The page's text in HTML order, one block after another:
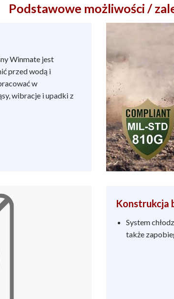
Podstawowe możliwości /
Winmate jest
przed wodą i
w
wibracje i upadki z
Konstrukcja
System
także